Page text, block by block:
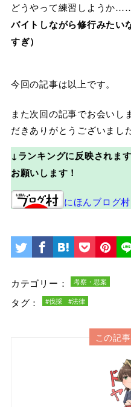
どうやって練習しようか
バイトしながら修行みたい
すぎ）
今回の記事は以上です。
また次回の記事でお会いし
だきありがとうございました
↓ランキングに反映されま
お願いします！
にほんブログ村
カテゴリー： 考察・思案
タグ： #伐採 #法律
この記